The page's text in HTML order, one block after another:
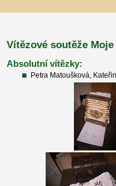
Vítězové soutěže
Absolutní vítězky:
Petra Matoušková,